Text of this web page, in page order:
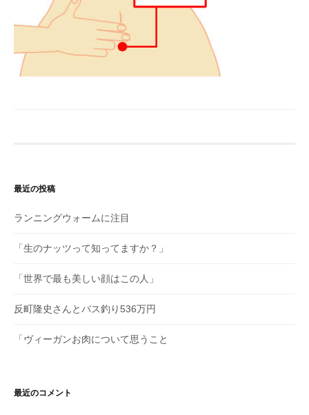
最近の投稿
ランニングウォームに注目
「生のナッツって知ってますか？」
「世界で最も美しい顔はこの人」
反町隆史さんとバス釣り536万円
「ヴィーガンお肉について思うこと
最近のコメント